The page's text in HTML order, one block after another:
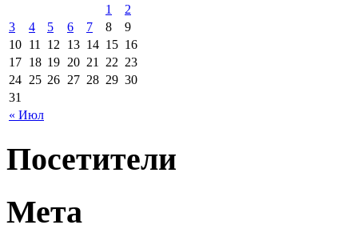
« Июл
1
2
3
4 5 6 7 8
9
10 11 12 13 14 15 16
17 18 19 20 21 22 23
24 25 26 27 28 29 30
31
Посетители
Мета